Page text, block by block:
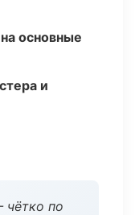
основные
и
по